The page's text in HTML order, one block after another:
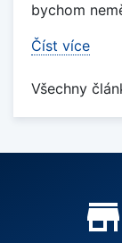
bychom
Číst více
Všechny
Proč store_mall_directory